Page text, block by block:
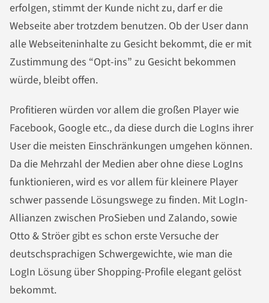
erfolgen, stimmt der Kunde nicht zu, darf er die
Webseite aber trotzdem benutzen. Ob der User dann
alle Webseiteninhalte zu Gesicht bekommt, die er mit
Zustimmung des “Opt-ins” zu Gesicht bekommen
würde, bleibt offen.
Profitieren würden vor allem die großen Player wie
Facebook, Google etc., da diese durch die LogIns ihrer
User die meisten Einschränkungen umgehen können.
Da die Mehrzahl der Medien aber ohne diese LogIns
funktionieren, wird es vor allem für kleinere Player
schwer passende Lösungswege zu finden. Mit LogIn-
Allianzen zwischen ProSieben und Zalando, sowie
Otto & Ströer gibt es schon erste Versuche der
deutschsprachigen Schwergewichte, wie man die
LogIn Lösung über Shopping-Profile elegant gelöst
bekommt.